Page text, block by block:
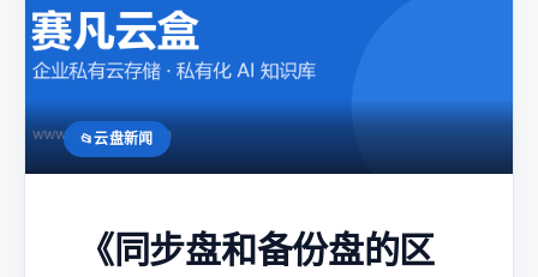
云盘新闻
《同步盘和备份盘的区